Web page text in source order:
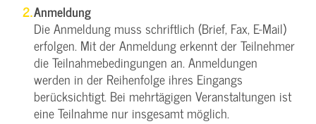
Anmeldung
Die Anmeldung muss schriftlich (Brief, Fax, E-Mail)
erfolgen. Mit der Anmeldung erkennt der Teilnehmer
die Teilnahmebedingungen an. Anmeldungen
werden in der Reihenfolge ihres Eingangs
berücksichtigt. Bei mehrtägigen Veranstaltungen ist
eine Teilnahme nur insgesamt möglich.